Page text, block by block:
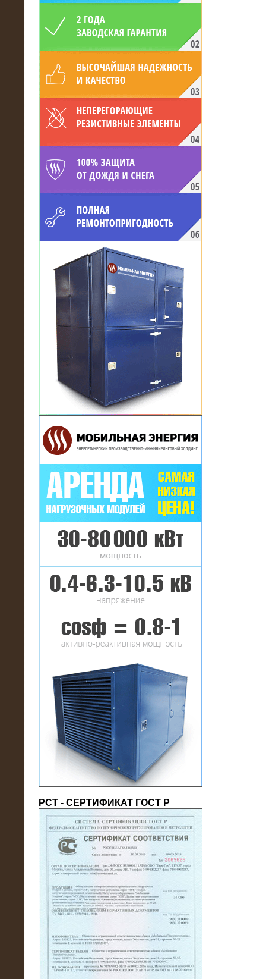
произведён высоковольтный
нагрузочный комплекс 24 МВт с
напряжением 6/10 кВ
15.04.2017
Нагрузочный комплекс 16 МВт с
21.03.2017
Комплектная трансформаторная
подстанция 6 МВА (морское
исполнение, IP56)
16.01.2017
Аренда нагрузочного комплекса 22
МВт (10 кВ) на газовое
месторождение
17.10.2016
Резистивный высоковольтный
нагрузочный модуль 5 МВт
(напряжение 6/10 кВ)
21.08.2016
На производственное предприятие
модули 20 МВт (0,4 кВ)
РСТ - СЕРТИФИКАТ ГОСТ Р